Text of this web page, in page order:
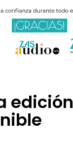
edición